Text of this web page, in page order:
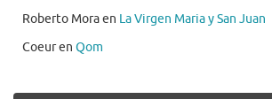
Roberto Moraen La Virgen Maria y San Juan
Coeuren Qom